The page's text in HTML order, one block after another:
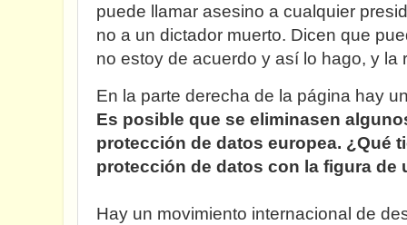
puede llamar asesino a cualquier
no a un dictador muerto. Dicen que
no estoy de acuerdo y así lo hago, y la
En la parte derecha de la página hay
Es posible que se eliminasen
protección de datos europea. ¿Qué
protección de datos con la figura
Hay un movimiento internacional de